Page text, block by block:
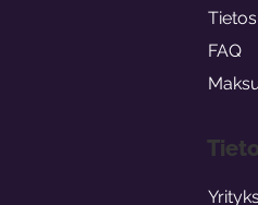
FAQ